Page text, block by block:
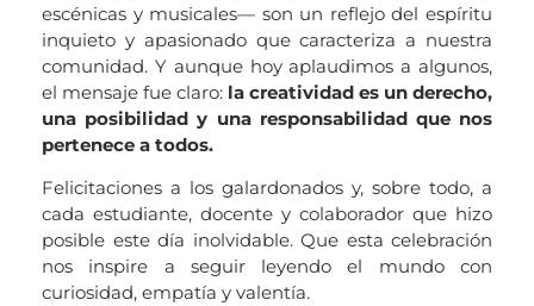
escénicas y musicales— son un reflejo del espíritu
inquieto y apasionado que caracteriza a nuestra
comunidad. Y aunque hoy aplaudimos a algunos,
el mensaje fue claro: la creatividad es un derecho,
una posibilidad y una responsabilidad que nos
pertenece a todos.
Felicitaciones a los galardonados y, sobre todo, a
cada estudiante, docente y colaborador que hizo
posible este día inolvidable. Que esta celebración
nos inspire a seguir leyendo el mundo con
curiosidad, empatía y valentía.